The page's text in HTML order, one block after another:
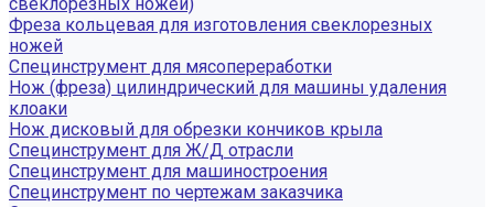
Фреза кольцевая для изготовления свеклорезных
ножей
Специнструмент для мясопереработки
Нож (фреза) цилиндрический для машины удаления
клоаки
Нож дисковый для обрезки кончиков крыла
Специнструмент для Ж/Д отрасли
Специнструмент для машиностроения
Специнструмент по чертежам заказчика